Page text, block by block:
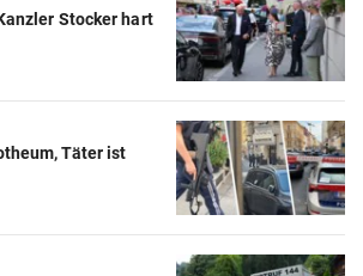
Stocker hart
Täter ist